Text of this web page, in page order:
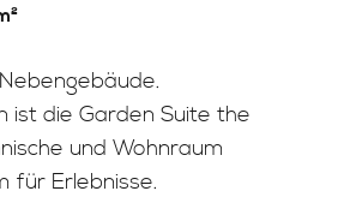
ist die Garden Suite the
und Wohnraum
für Erlebnisse.